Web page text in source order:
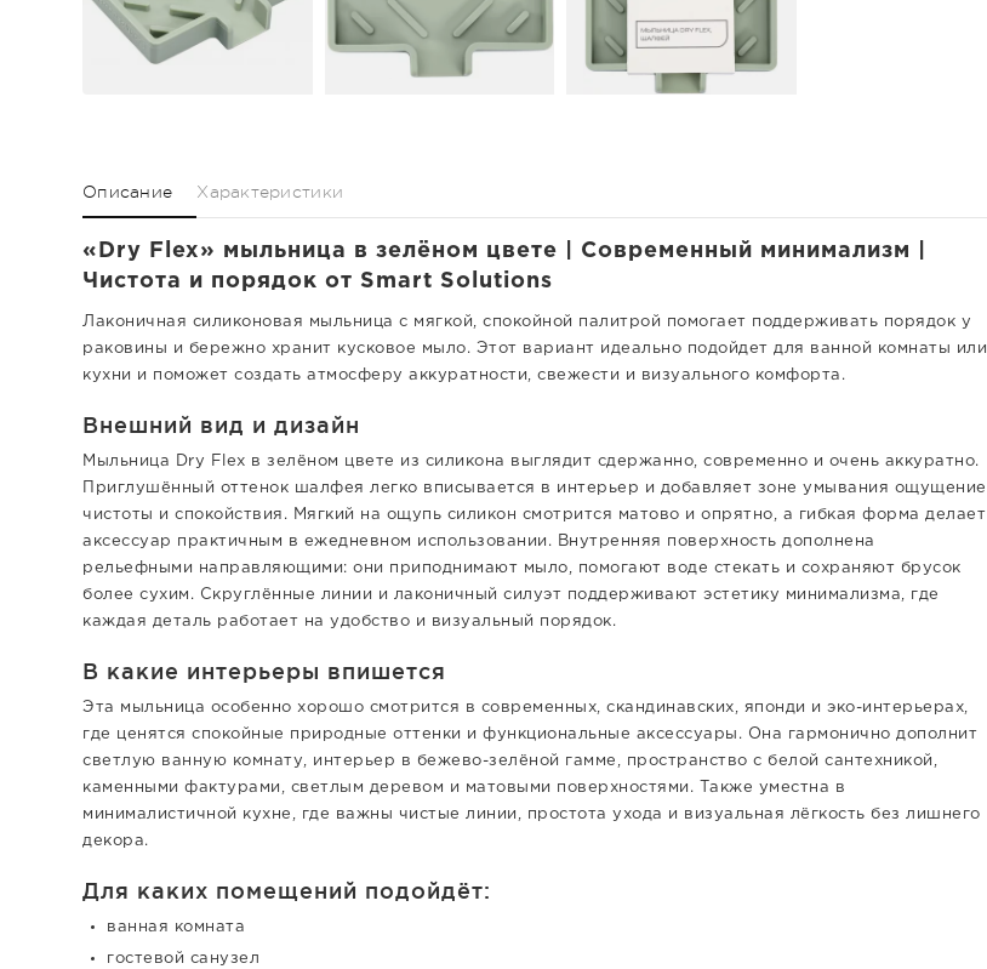
Описание Характеристики
«Dry Flex» мыльница в зелёном цвете | Современный минимализм |
Чистота и порядок от Smart Solutions
Лаконичная силиконовая мыльница с мягкой, спокойной палитрой помогает поддерживать порядок у
раковины и бережно хранит кусковое мыло. Этот вариант идеально подойдет для ванной комнаты или
кухни и поможет создать атмосферу аккуратности, свежести и визуального комфорта.
Внешний вид и дизайн
Мыльница Dry Flex в зелёном цвете из силикона выглядит сдержанно, современно и очень аккуратно.
Приглушённый оттенок шалфея легко вписывается в интерьер и добавляет зоне умывания ощущение
чистоты и спокойствия. Мягкий на ощупь силикон смотрится матово и опрятно, а гибкая форма делает
аксессуар практичным в ежедневном использовании. Внутренняя поверхность дополнена
рельефными направляющими: они приподнимают мыло, помогают воде стекать и сохраняют брусок
более сухим. Скруглённые линии и лаконичный силуэт поддерживают эстетику минимализма, где
каждая деталь работает на удобство и визуальный порядок.
В какие интерьеры впишется
Эта мыльница особенно хорошо смотрится в современных, скандинавских, японди и эко-интерьерах,
где ценятся спокойные природные оттенки и функциональные аксессуары. Она гармонично дополнит
светлую ванную комнату, интерьер в бежево-зелёной гамме, пространство с белой сантехникой,
каменными фактурами, светлым деревом и матовыми поверхностями. Также уместна в
минималистичной кухне, где важны чистые линии, простота ухода и визуальная лёгкость без лишнего
декора.
Для каких помещений подойдёт:
ванная комната
гостевой санузел